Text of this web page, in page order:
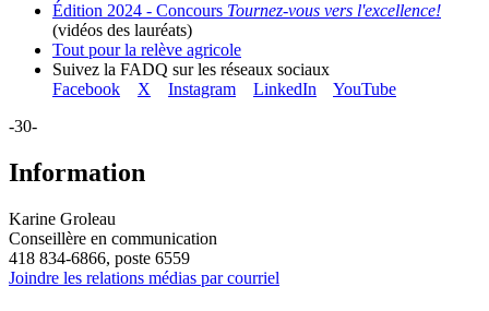
Édition 2024 - Concours Tournez-vous vers l'excellence!
(vidéos des lauréats)
Tout pour la relève agricole
Suivez la FADQ sur les réseaux sociaux
Facebook
X Instagram LinkedIn
YouTube
-30-
Information
Karine Groleau
Conseillère en communication
418 834-6866, poste 6559
Joindre les relations médias par courriel